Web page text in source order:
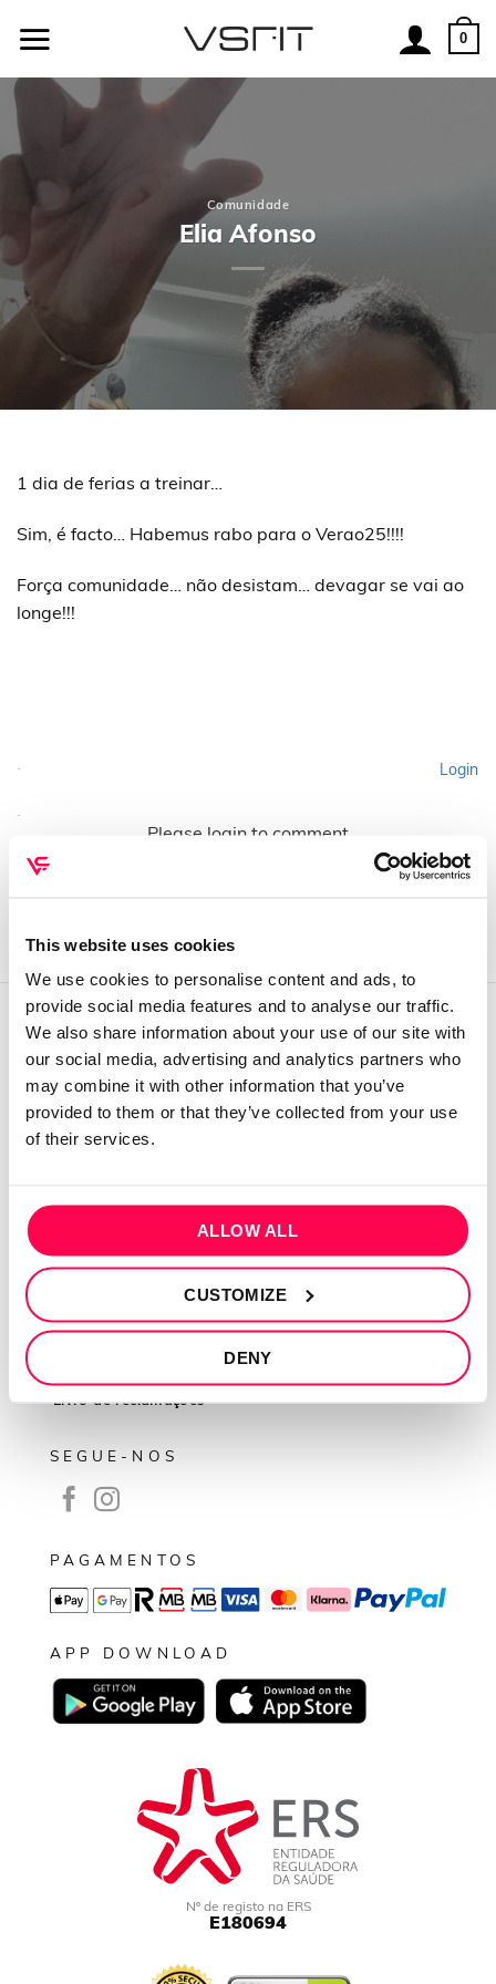
This website uses cookies
We use cookies to personalise content and ads, to
provide social media features and to analyse our traffic.
We also share information about your use of our site with
our social media, advertising and analytics partners who
may combine it with other information that you’ve
provided to them or that they’ve collected from your use
of their services.
ALLOW ALL
CUSTOMIZE
DENY
0
Comunidade
Elia Afonso
1 dia de ferias a treinar…
Sim, é facto… Habemus rabo para o Verao25!!!!
Força comunidade… não desistam… devagar se vai ao
longe!!!
Login
Please login to comment
QUEM SOMOS
Sobre mim
Contactos
Política de privacidade
Termos e condições
Livro de reclamações
SEGUE-NOS
PAGAMENTOS
APP DOWNLOAD
Nº de registo na ERS
E180694